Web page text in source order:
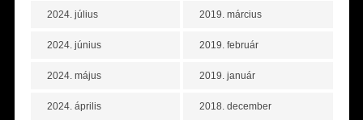
2024. július
2024. június
2024. május
2024. április
2019. március
2019. február
2019. január
2018. december